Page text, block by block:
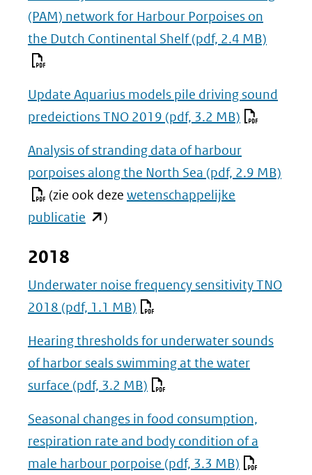
(PAM) network for Harbour Porpoises on
the Dutch Continental Shelf(pdf, 2.4 MB)
Update Aquarius models pile driving sound
predeictions TNO 2019 (pdf, 3.2 MB)
Analysis of stranding data of harbour
porpoises along the North Sea (pdf, 2.9 MB)
(zie ook deze wetenschappelijke
publicatie (opent
venster)
(verwijst
een
andere
website)
)
2018
Underwater noise frequency sensitivity TNO
2018 (pdf, 1.1 MB)
Hearing thresholds for underwater sounds
of harbor seals swimming at the water
surface (pdf, 3.2 MB)
Seasonal changes in food consumption,
respiration rate and body condition of a
male harbour porpoise (pdf, 3.3 MB)